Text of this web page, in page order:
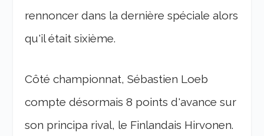
rennoncer dans la dernière spéciale alors
qu'il était sixième.
Côté championnat, Sébastien Loeb
compte désormais 8 points d'avance sur
son principa rival, le Finlandais Hirvonen.